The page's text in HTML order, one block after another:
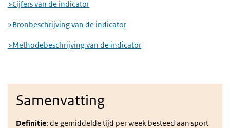
>Cijfers van de indicator
>Bronbeschrijving van de indicator
>Methodebeschrijving van de indicator
Samenvatting
Definitie: de gemiddelde tijd per week besteed aan sport